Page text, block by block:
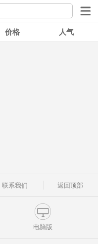
价格 人气
联系我们 返回顶部
电脑版